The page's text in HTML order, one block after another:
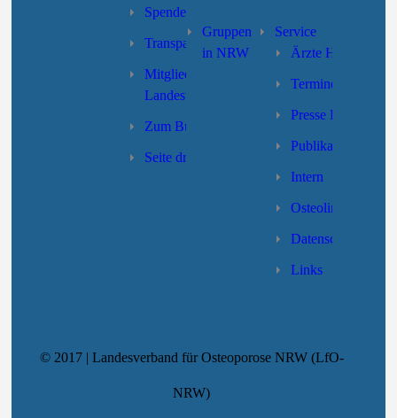
Spenden
Transparenz
Mitgliedschaft des
Landesverbandes
Zum Bundesverband
Seite drucken
Gruppen
in NRW
Service
Ärzte Hotline
Termine
Presse LV-NRW
Publikationen
Intern
Osteolino
Links
© 2017 | Landesverband für Osteoporose NRW (LfO-
NRW)